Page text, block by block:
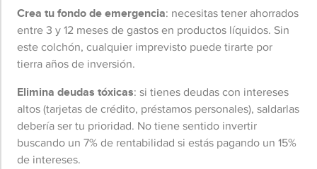
Crea tu fondo de emergencia: necesitas tener ahorrados
entre 3 y 12 meses de gastos en productos líquidos. Sin
este colchón, cualquier imprevisto puede tirarte por
tierra años de inversión.
Elimina deudas tóxicas: si tienes deudas con intereses
altos (tarjetas de crédito, préstamos personales), saldarlas
debería ser tu prioridad. No tiene sentido invertir
buscando un 7% de rentabilidad si estás pagando un 15%
de intereses.